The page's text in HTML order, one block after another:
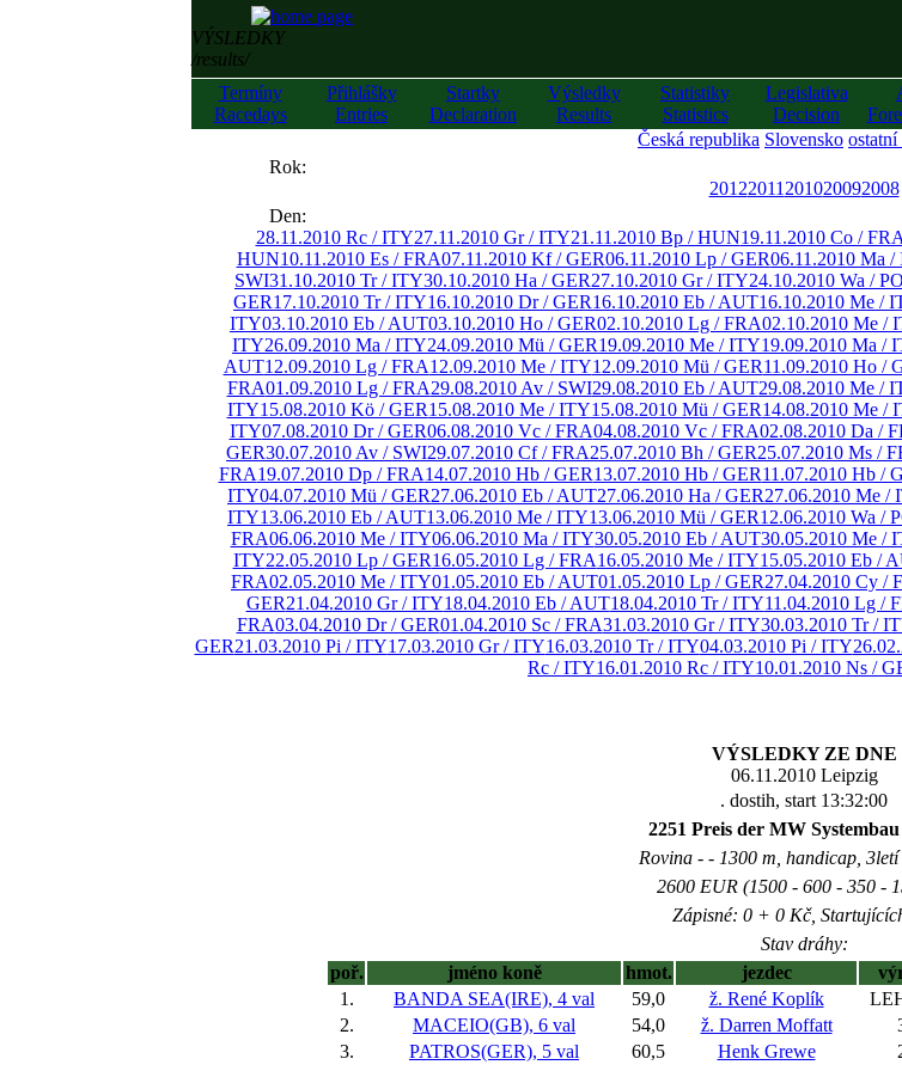
VÝSLEDKY
/results/
Termíny
Racedays
Přihlášky
Entries
Startky
Declaration
Výsledky
Results
Statistiky
Statistics
Legislativa
Decision
Česká republika Slovensko
Rok:
20122011 201020092008
Den:
28.11.2010 Rc / ITY27.11.2010 Gr / ITY21.11.2010 Bp / HUN19.11.2010 Co / FRA
HUN10.11.2010 Es / FRA07.11.2010 Kf / GER06.11.2010 Lp / GER06.11.2010 Ma /
SWI31.10.2010 Tr / ITY30.10.2010 Ha / GER27.10.2010 Gr / ITY24.10.2010 Wa /
GER17.10.2010 Tr / ITY16.10.2010 Dr / GER16.10.2010 Eb / AUT16.10.2010 Me /
ITY03.10.2010 Eb / AUT03.10.2010 Ho / GER02.10.2010 Lg / FRA02.10.2010 Me /
ITY26.09.2010 Ma / ITY24.09.2010 Mü / GER19.09.2010 Me / ITY19.09.2010 Ma /
AUT12.09.2010 Lg / FRA12.09.2010 Me / ITY12.09.2010 Mü / GER11.09.2010 Ho /
FRA01.09.2010 Lg / FRA29.08.2010 Av / SWI29.08.2010 Eb / AUT29.08.2010 Me /
ITY15.08.2010 Kö / GER15.08.2010 Me / ITY15.08.2010 Mü / GER14.08.2010 Me /
ITY07.08.2010 Dr / GER06.08.2010 Vc / FRA04.08.2010 Vc / FRA02.08.2010 Da /
GER30.07.2010 Av / SWI29.07.2010 Cf / FRA25.07.2010 Bh / GER25.07.2010 Ms /
FRA19.07.2010 Dp / FRA14.07.2010 Hb / GER13.07.2010 Hb / GER11.07.2010 Hb /
ITY04.07.2010 Mü / GER27.06.2010 Eb / AUT27.06.2010 Ha / GER27.06.2010 Me /
ITY13.06.2010 Eb / AUT13.06.2010 Me / ITY13.06.2010 Mü / GER12.06.2010 Wa /
FRA06.06.2010 Me / ITY06.06.2010 Ma / ITY30.05.2010 Eb / AUT30.05.2010 Me /
ITY22.05.2010 Lp / GER16.05.2010 Lg / FRA16.05.2010 Me / ITY15.05.2010 Eb /
FRA02.05.2010 Me / ITY01.05.2010 Eb / AUT01.05.2010 Lp / GER27.04.2010 Cy /
GER21.04.2010 Gr / ITY18.04.2010 Eb / AUT18.04.2010 Tr / ITY11.04.2010 Lg /
FRA03.04.2010 Dr / GER01.04.2010 Sc / FRA31.03.2010 Gr / ITY30.03.2010 Tr /
GER21.03.2010 Pi / ITY17.03.2010 Gr / ITY16.03.2010 Tr / ITY04.03.2010 Pi / ITY
Rc / ITY16.01.2010 Rc / ITY10.01.2010 Ns /
VÝSLEDKY ZE DNE
06.11.2010 Leipzig
. dostih, start 13:32:00
2251 Preis der MW
Rovina - - 1300 m, handicap,
2600 EUR (1500 - 600 - 350 -
Zápisné: 0 + 0 Kč,
Stav dráhy:
poř.
jméno koně hmot. jezdec
1.
BANDA SEA(IRE), 4 val 59,0 ž. René Koplík
2.
MACEIO(GB), 6 val 54,0 ž. Darren Moffatt
3.
PATROS(GER), 5 val 60,5 Henk Grewe